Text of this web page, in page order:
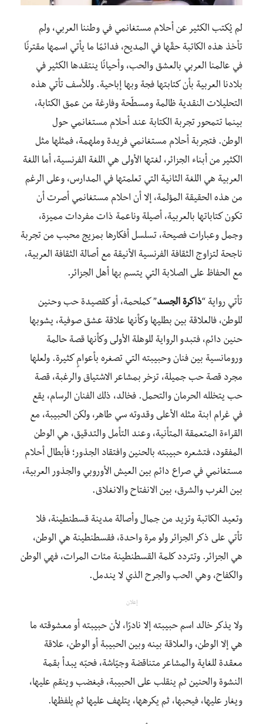
لم يُكتب الكثير عن أحلام مستغانمي في وطننا العربي، ولم
تأخذ هذه الكاتبة حقّها في المديح، فدائمًا ما يأتي اسمها مقترنًا
في عالمنا العربي بالعشق والحب، وأحيانًا ينتقدها الكثير في
بلادنا العربية بأن كتابتها فجة وبها إباحية. وللأسف تأتي هذه
التحليلات النقدية ظالمة ومسطّحة وفارغة من عمق الكتابة،
بينما تتمحور تجربة الكتابة عند أحلام مستغانمي حول
الوطن. فتجربة أحلام مستغانمي فريدة وملهمة، فمثلها مثل
الكثير من أبناء الجزائر، لغتها الأولى هي اللغة الفرنسية، أما اللغة
العربية هي اللغة الثانية التي تعلمتها في المدارس، وعلى الرغم
من هذه الحقيقة المؤلمة، إلا أن احلام مستغانمي أصرت أن
تكون كتاباتها بالعربية، أصيلة وناعمة ذات مفردات مميزة،
وجمل وعبارات فصيحة، تسلسل أفكارها بمزيج محبب من تجربة
ناجحة لتزاوج الثقافة الفرنسية الأنيقة مع أصالة الثقافة العربية،
مع الحفاظ على الصلابة التي يتسم بها أهل الجزائر.
تأتي رواية “ذاكرة الجسد” كملحمة، أو كقصيدة حب وحنين
للوطن، فالعلاقة بين بطليها وكأنها علاقة عشق صوفية، يشوبها
حنين دائم، فتبدو الرواية للوهلة الأولى وكأنها قصة حالمة
ورومانسية بين فنان وحبيبته التي تصغره بأعوامٍ كثيرة. ولعلها
مجرد قصة حب جميلة، تزخر بمشاعر الاشتياق والرغبة، قصة
حب يتخلله الحرمان والتحمل. فخالد، ذلك الفنان الرسام، يقع
في غرام ابنة مثله الأعلى وقدوته سي طاهر، ولكن الحبيبة، مع
القراءة المتعمقة المتأنية، وعند التأمل والتدقيق، هي الوطن
المفقود، فتشعره حبيبته بالحنين وافتقاد الجذور؛ فأبطال أحلام
مستغانمي في صراع دائم بين العيش الأوروبي والجذور العربية،
بين الغرب والشرق، بين الانفتاح والانغلاق.
وتعيد الكاتبة وتزيد من جمال وأصالة مدينة قسطنطينة، فلا
تأتي على ذكر الجزائر ولو مرة واحدة، فقسطنطينة هي الوطن،
هي الجزائر. وتتردد كلمة القسطنطينة مئات المرات، فهي الوطن
والكفاح، وهي الحب والجرح الذي لا يندمل.
إعلان
ولا يذكر خالد اسم حبيبته إلا نادرًا، لأن حبيبته أو معشوقته ما
هي إلا الوطن، والعلاقة بينه وبين الحبيبة أو الوطن، علاقة
معقدة للغاية والمشاعر متناقضة وجيّاشة، فحبّه يبدأ بقمة
النشوة والحنين ثم ينقلب على الحبيبة، فيغضب وينقم عليها،
ويغار عليها، فيحبها، ثم يكرهها، يتلهف عليها ثم يلفظها.